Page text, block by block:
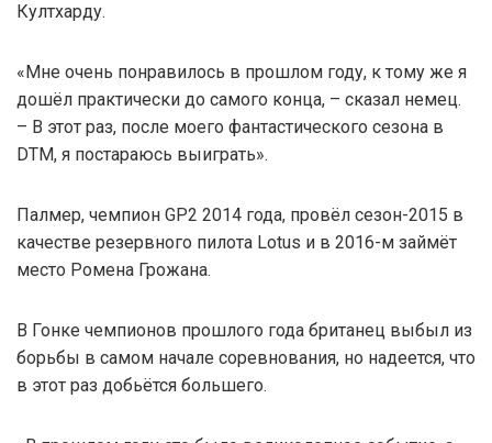
Култхарду.
«Мне очень понравилось в прошлом году, к тому же я
дошёл практически до самого конца, – сказал немец.
– В этот раз, после моего фантастического сезона в
DTM, я постараюсь выиграть».
Палмер, чемпион GP2 2014 года, провёл сезон-2015 в
качестве резервного пилота Lotus и в 2016-м займёт
место Ромена Грожана.
В Гонке чемпионов прошлого года британец выбыл из
борьбы в самом начале соревнования, но надеется, что
в этот раз добьётся большего.